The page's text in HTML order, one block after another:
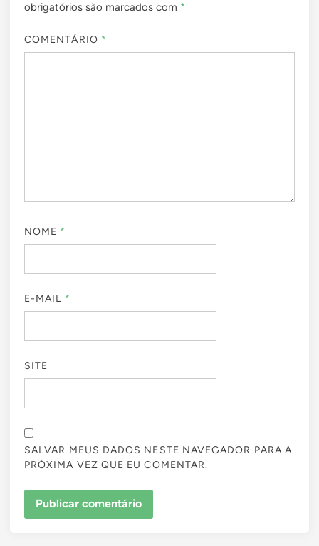
obrigatórios são marcados com *
COMENTÁRIO *
NOME *
E-MAIL *
SITE
SALVAR MEUS DADOS NESTE NAVEGADOR PARA A
PRÓXIMA VEZ QUE EU COMENTAR.